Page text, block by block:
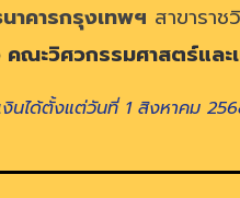
าคารกรุงเทพฯ สาขาราช
ณะวิศวกรรมศาสตร์และ
เงินได้ตั้งแต่วันที่ 1 สิงหาคม